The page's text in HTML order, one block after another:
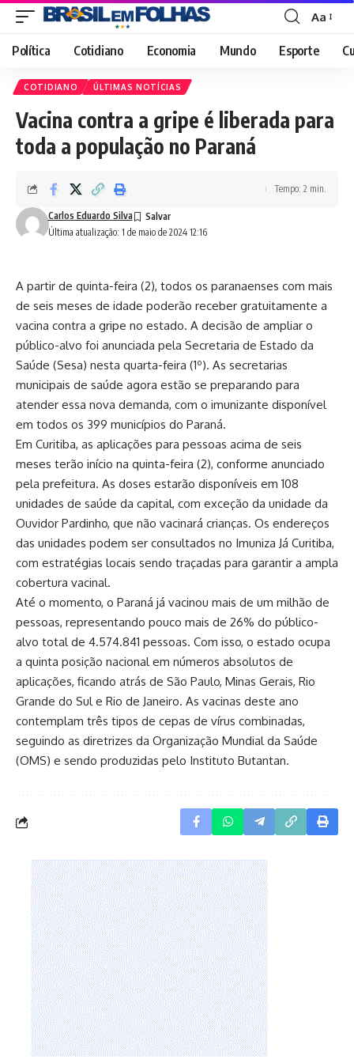
Font
Resizer
Aa
Política Cotidiano Economia Mundo Esporte
COTIDIANO ÚLTIMAS NOTÍCIAS
Vacina contra a gripe é liberada para
toda a população no Paraná
Última atualização: 1 de maio de 2024 12:16
Carlos Eduardo Silva
Tempo: 2 min.
A partir de quinta-feira (2), todos os paranaenses com mais
de seis meses de idade poderão receber gratuitamente a
vacina contra a gripe no estado. A decisão de ampliar o
público-alvo foi anunciada pela Secretaria de Estado da
Saúde (Sesa) nesta quarta-feira (1º). As secretarias
municipais de saúde agora estão se preparando para
atender essa nova demanda, com o imunizante disponível
em todos os 399 municípios do Paraná.
Em Curitiba, as aplicações para pessoas acima de seis
meses terão início na quinta-feira (2), conforme anunciado
pela prefeitura. As doses estarão disponíveis em 108
unidades de saúde da capital, com exceção da unidade da
Ouvidor Pardinho, que não vacinará crianças. Os endereços
das unidades podem ser consultados no Imuniza Já Curitiba,
com estratégias locais sendo traçadas para garantir a ampla
cobertura vacinal.
Até o momento, o Paraná já vacinou mais de um milhão de
pessoas, representando pouco mais de 26% do público-
alvo total de 4.574.841 pessoas. Com isso, o estado ocupa
a quinta posição nacional em números absolutos de
aplicações, ficando atrás de São Paulo, Minas Gerais, Rio
Grande do Sul e Rio de Janeiro. As vacinas deste ano
contemplam três tipos de cepas de vírus combinadas,
seguindo as diretrizes da Organização Mundial da Saúde
(OMS) e sendo produzidas pelo Instituto Butantan.